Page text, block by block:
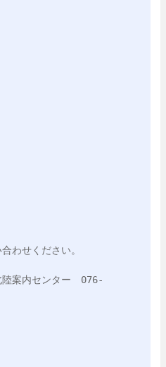
わせください。
陸案内センター　076-